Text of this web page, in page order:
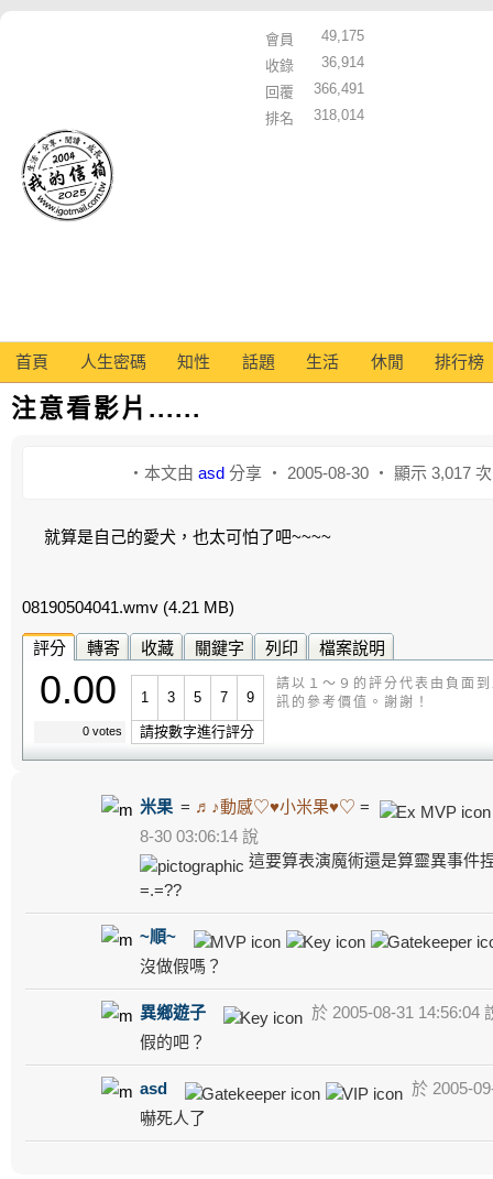
會員
49,175
收錄
36,914
回覆
366,491
排名
318,014
首頁 人生密碼 知性 話題 生活 休閒 排行榜
注意看影片......
‧本文由 asd 分享 ‧ 2005-08-30 ‧ 顯示 3,017
就算是自己的愛犬，也太可怕了吧~~~~
08190504041.wmv (4.21 MB)
評分 轉寄 收藏 關鍵字 列印 檔案說明
0.00
0 votes
1 3 5 7 9
請按數字進行評分
請以１～９的評分代表由負面
訊的參考價值。謝謝！
米果 = ♬♪動感♡♥小米果♥♡ =
8-30 03:06:14 說
這要算表演魔術還是算靈異事件
=.=??
~順~
沒做假嗎？
異鄉遊子
於 2005-08-31 14:56:04
假的吧？
asd
於 2005-
嚇死人了